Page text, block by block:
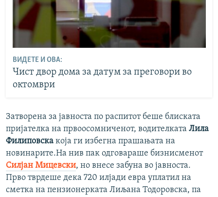
ВИДЕТЕ И ОВА:
Чист двор дома за датум за преговори во
октомври
Затворена за јавноста по распитот беше блиската
пријателка на првоосомниченот, водителката Лила
Филиповска која ги избегна прашањата на
новинарите.На нив пак одговараше бизнисменот
Силјан Мицевски, но внесе забуна во јавноста.
Прво тврдеше дека 720 илјади евра уплатил на
сметка на пензионерката Лиљана Тодоровска, па